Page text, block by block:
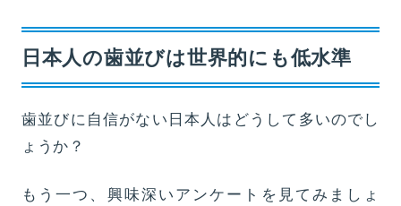
日本人の歯並びは世界的にも低水準
歯並びに自信がない日本人はどうして多いのでし
ょうか？
もう一つ、興味深いアンケートを見てみましょ